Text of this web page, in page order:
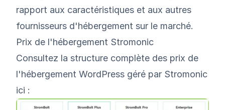
rapport aux caractéristiques et aux autres
fournisseurs d'hébergement sur le marché.
Prix de l'hébergement Stromonic
Consultez la structure complète des prix de
l'hébergement WordPress géré par Stromonic
ici :